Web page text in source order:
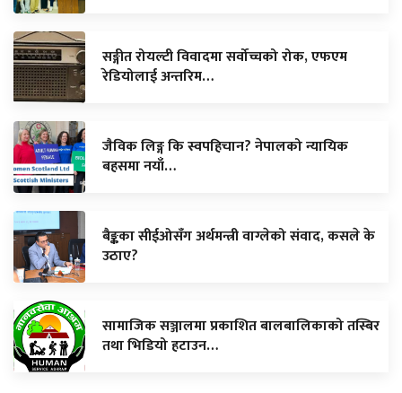
सङ्गीत रोयल्टी विवादमा सर्वोच्चको रोक, एफएम
रेडियोलाई अन्तरिम…
जैविक लिङ्ग कि स्वपहिचान? नेपालको न्यायिक
बहसमा नयाँ…
बैङ्कका सीईओसँग अर्थमन्त्री वाग्लेको संवाद, कसले के
उठाए?
सामाजिक सञ्जालमा प्रकाशित बालबालिकाको तस्बिर
तथा भिडियो हटाउन…